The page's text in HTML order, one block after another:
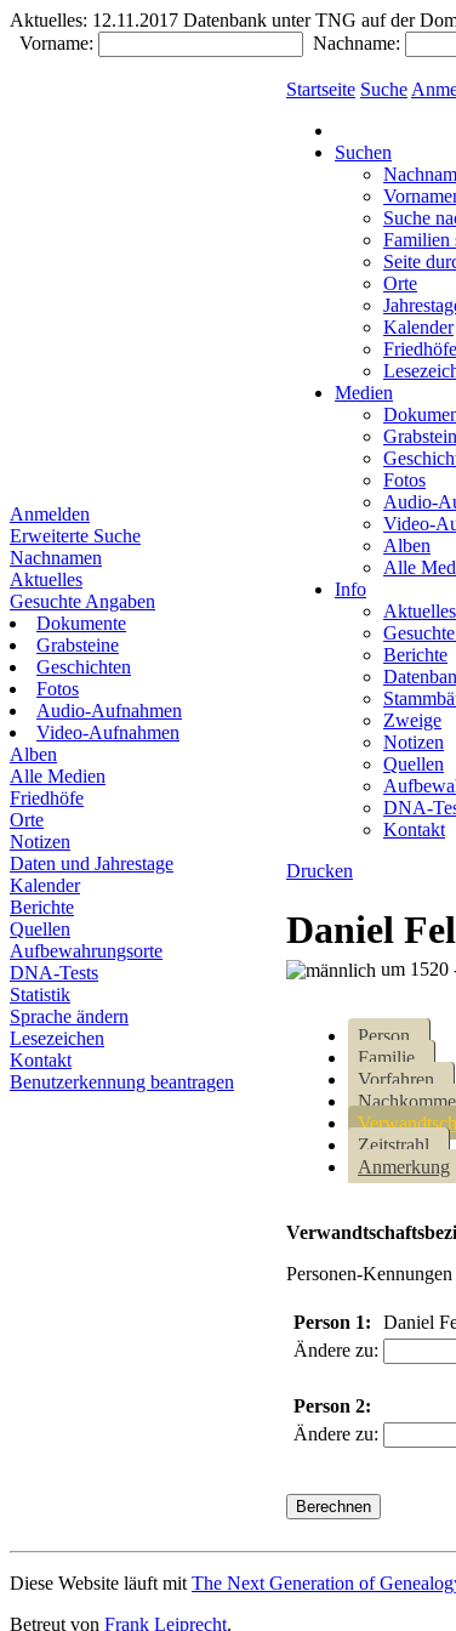
Aktuelles: 12.11.2017 Datenbank unter TNG auf der
Vorname:
Nachname:
Anmelden
Erweiterte Suche
Nachnamen
Aktuelles
Gesuchte Angaben
Dokumente
Grabsteine
Geschichten
Fotos
Audio-Aufnahmen
Video-Aufnahmen
Alben
Alle Medien
Friedhöfe
Orte
Notizen
Daten und Jahrestage
Kalender
Berichte
Quellen
Aufbewahrungsorte
DNA-Tests
Statistik
Sprache ändern
Lesezeichen
Kontakt
Benutzerkennung beantragen
Startseite Suche
Suchen
Suche
Familien
Seite
Orte
Kalender
Friedhöfe
Medien
Fotos
Audio-
Video-
Alben
Alle
Info
Aktuelles
Berichte
Zweige
Notizen
Quellen
DNA-
Kontakt
Drucken
Daniel
um 1520
Person
Familie
Vorfahren
Zeitstrahl
Anmerkung
Personen-
Person 1:
Daniel
Ändere zu:
Person 2:
Ändere zu:
Diese Website läuft mit The Next Generation of
Betreut von Frank Leiprecht.